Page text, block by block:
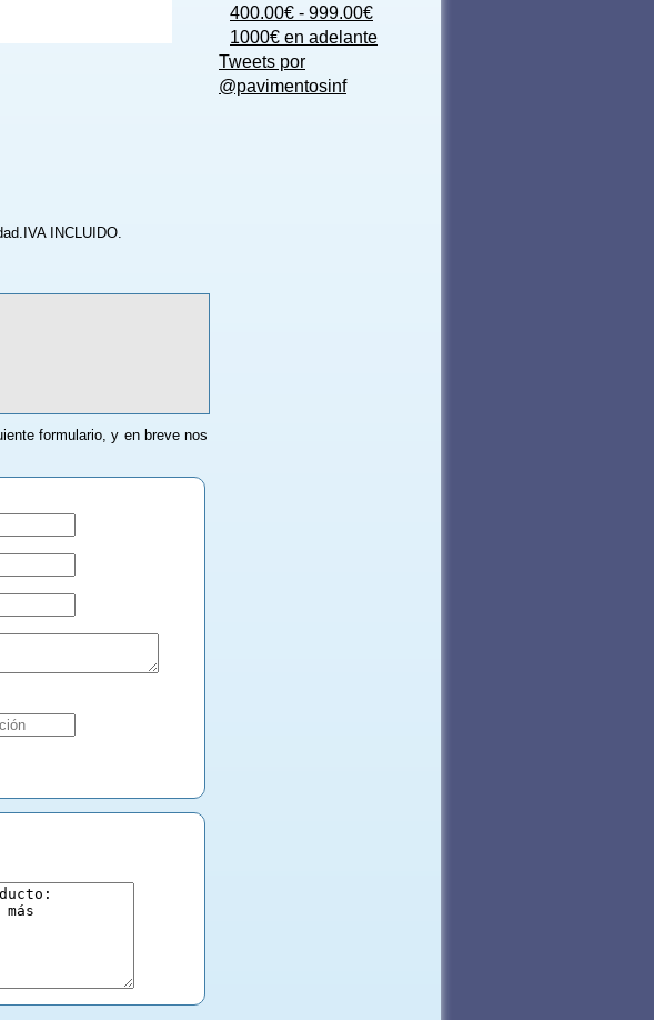
INCLUIDO.
formulario, y en breve nos
400.00€ - 999.00€
1000€ en adelante
Tweets por
@pavimentosinf